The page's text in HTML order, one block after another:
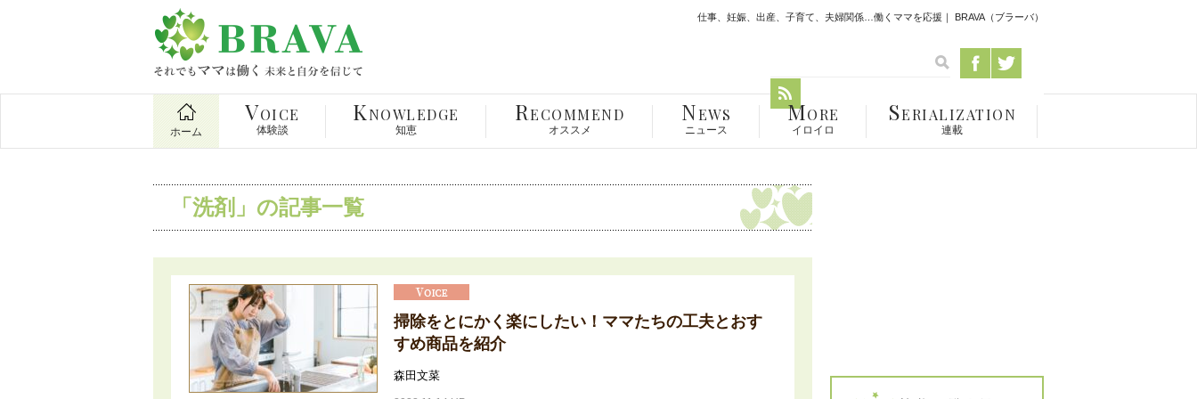
仕事、妊娠、出産、子育て、夫婦関係…働くママを応援｜ BRAVA（ブラーバ）
ホーム
VOICE
体験談
KNOWLEDGE
知恵
RECOMMEND
オススメ
NEWS
ニュース
MORE
イロイロ
SERIALIZATION
連載
「洗剤」の記事一覧
掃除をとにかく楽にしたい！ママたちの工夫とおす
すめ商品を紹介
森田文菜